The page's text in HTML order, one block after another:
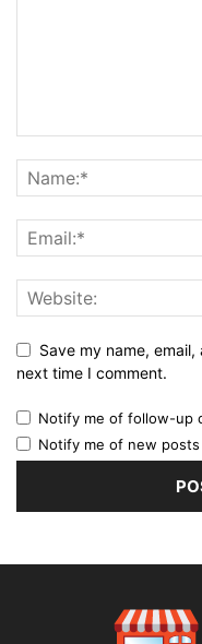
Save my name,
next time I comment.
Notify me of follow-up
Notify me of new posts